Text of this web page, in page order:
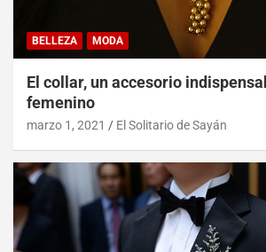
BELLEZA MODA
El collar, un accesorio
femenino
marzo 1, 2021 El Solitario de Sayán